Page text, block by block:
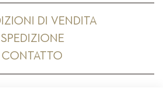
DI VENDITA
SPEDIZIONE
CONTATTO